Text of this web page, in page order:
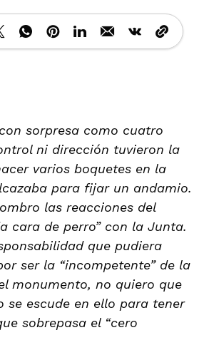
sorpresa como cuatro
ni dirección tuvieron la
varios boquetes en la
para fijar un andamio.
las reacciones del
cara de perro” con la Junta.
que pudiera
ser la “incompetente” de la
monumento, no quiero que
se escude en ello para tener
sobrepasa el “cero